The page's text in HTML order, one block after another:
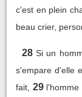
c'est en plein
beau crier,
28 Si un
s'empare d'elle
fait, 29